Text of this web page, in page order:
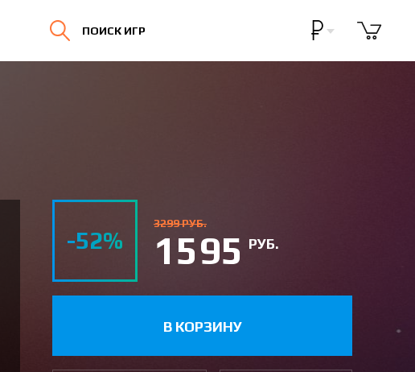
ПОИСК ИГР
-52%
3299 РУБ.
1595РУБ.
В КОРЗИНУ